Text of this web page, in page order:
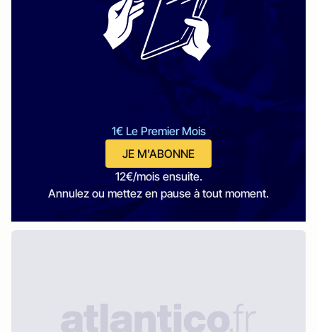
1€ Le Premier Mois
JE M'ABONNE
12€/mois ensuite.
Annulez ou mettez en pause à tout moment.